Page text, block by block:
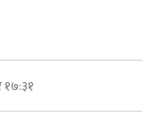
१७:३१